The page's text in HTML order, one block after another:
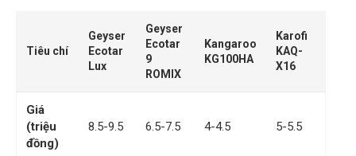
Tiêu chí
Geyser
Ecotar
Lux
Geyser
Ecotar
9
ROMIX
Kangaroo
KG100HA
Karofi
KAQ-
X16
Giá
(triệu
đồng)
8.5-9.5 6.5-7.5 4-4.5 5-5.5